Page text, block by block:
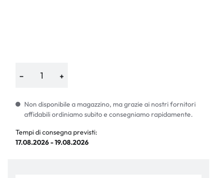
− +
Non disponibile a magazzino, ma grazie ai nostri fornitori
affidabili ordiniamo subito e consegniamo rapidamente.
Tempi di consegna previsti:
17.08.2026 - 19.08.2026